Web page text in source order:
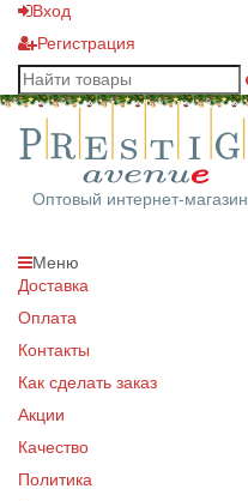
Вход
Регистрация
Оптовый интернет-магазин
Меню
Доставка
Оплата
Контакты
Как сделать заказ
Акции
Качество
Политика